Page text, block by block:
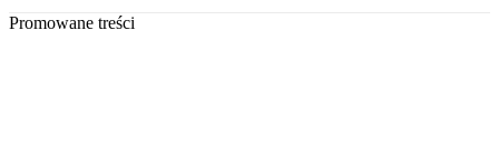
Promowane treści